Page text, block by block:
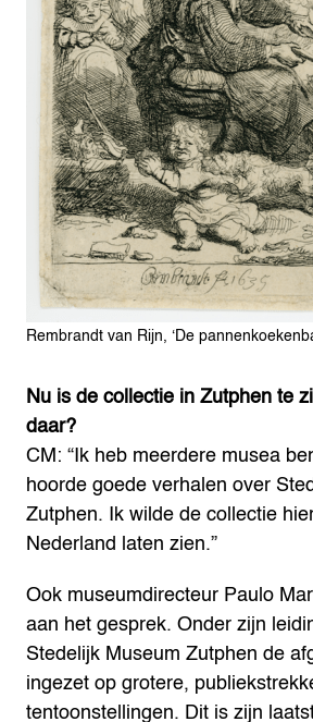
Rembrandt van Rijn, ‘De
Nu is de collectie in Zutphen te
daar?
CM: “Ik heb meerdere musea
hoorde goede verhalen over
Zutphen. Ik wilde de collectie
Nederland laten zien.”
Ook museumdirecteur Paulo
aan het gesprek. Onder zijn
Stedelijk Museum Zutphen de
ingezet op grotere,
tentoonstellingen. Dit is zijn